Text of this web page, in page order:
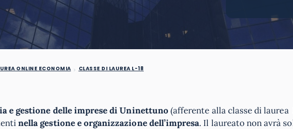
ONLINE ECONOMIA CLASSE DI LAUREA L-18
e gestione delle imprese di Uninettuno (afferente alla classe di laurea
nella gestione e organizzazione dell’impresa. Il laureato non avrà